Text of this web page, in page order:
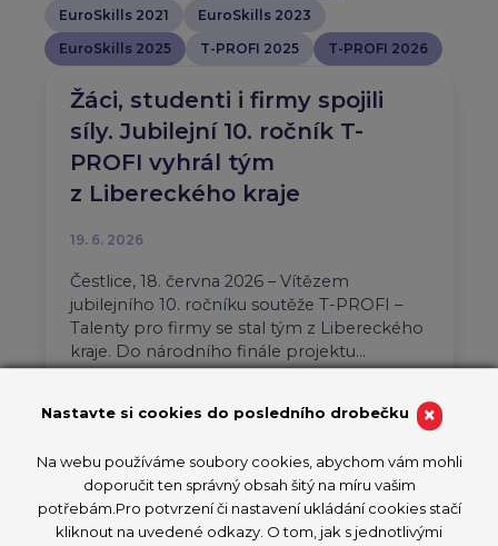
EuroSkills 2021
EuroSkills 2023
EuroSkills 2025
T-PROFI 2025 T-PROFI 2026
Žáci, studenti i firmy spojili
síly. Jubilejní 10. ročník T-
PROFI vyhrál tým
z Libereckého kraje
19. 6. 2026
Čestlice, 18. června 2026 – Vítězem
jubilejního 10. ročníku soutěže T-PROFI –
Talenty pro firmy se stal tým z Libereckého
kraje. Do národního finále projektu…
×
Nastavte si cookies do posledního drobečku
Na webu používáme soubory cookies, abychom vám mohli
doporučit ten správný obsah šitý na míru vašim
potřebám.Pro potvrzení či nastavení ukládání cookies stačí
kliknout na uvedené odkazy. O tom, jak s jednotlivými